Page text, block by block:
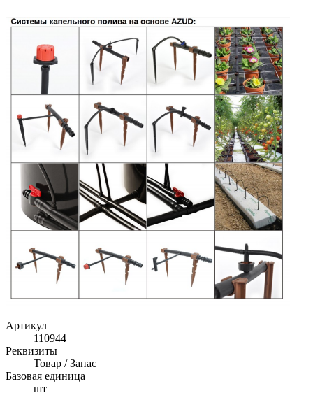
Артикул
110944
Реквизиты
Товар / Запас
Базовая единица
шт